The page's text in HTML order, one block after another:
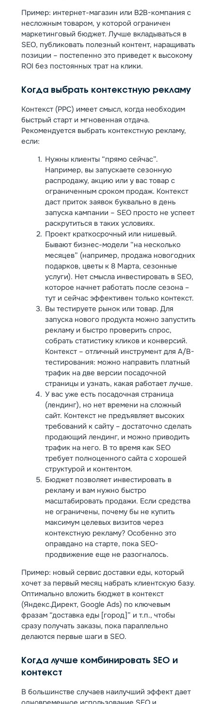
Пример: интернет-магазин или B2B-компания с
несложным товаром, у которой ограничен
маркетинговый бюджет. Лучше вкладываться в
SEO, публиковать полезный контент, наращивать
позиции – постепенно это приведет к высокому
ROI без постоянных трат на клики.
Когда выбрать контекстную рекламу
Контекст (PPC) имеет смысл, когда необходим
быстрый старт и мгновенная отдача.
Рекомендуется выбрать контекстную рекламу,
если:
Нужны клиенты “прямо сейчас”.
Например, вы запускаете сезонную
распродажу, акцию или у вас товар с
ограниченным сроком продаж. Контекст
даст приток заявок буквально в день
запуска кампании – SEO просто не успеет
раскрутиться в таких условиях.
Проект краткосрочный или нишевый.
Бывают бизнес-модели “на несколько
месяцев” (например, продажа новогодних
подарков, цветы к 8 Марта, сезонные
услуги). Нет смысла инвестировать в SEO,
которое начнет работать после сезона –
тут и сейчас эффективен только контекст.
Вы тестируете рынок или товар. Для
запуска нового продукта можно запустить
рекламу и быстро проверить спрос,
собрать статистику кликов и конверсий.
Контекст – отличный инструмент для A/B-
тестирования: можно направить платный
трафик на две версии посадочной
страницы и узнать, какая работает лучше.
У вас уже есть посадочная страница
(лендинг), но нет времени на сложный
сайт. Контекст не предъявляет высоких
требований к сайту – достаточно сделать
продающий лендинг, и можно приводить
трафик на него. В то время как SEO
требует полноценного сайта с хорошей
структурой и контентом.
Бюджет позволяет инвестировать в
рекламу и вам нужно быстро
масштабировать продажи. Если средства
не ограничены, почему бы не купить
максимум целевых визитов через
контекстную рекламу? Особенно это
оправдано на старте, пока SEO-
продвижение еще не разогналось.
Пример: новый сервис доставки еды, который
хочет за первый месяц набрать клиентскую базу.
Оптимально вложить бюджет в контекст
(Яндекс.Директ, Google Ads) по ключевым
фразам “доставка еды [город]” и т.п., чтобы
сразу получать заказы, пока параллельно
делаются первые шаги в SEO.
Когда лучше комбинировать SEO и
контекст
В большинстве случаев наилучший эффект дает